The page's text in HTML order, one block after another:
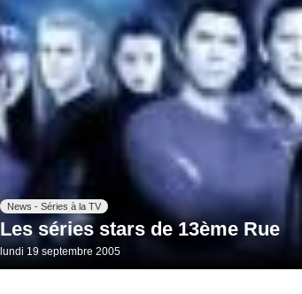
News - Séries à la TV
Les séries stars de 13ème Rue
lundi 19 septembre 2005